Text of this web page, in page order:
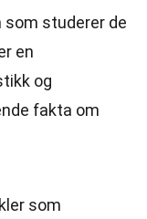
som studerer de
en
og
fakta om
som